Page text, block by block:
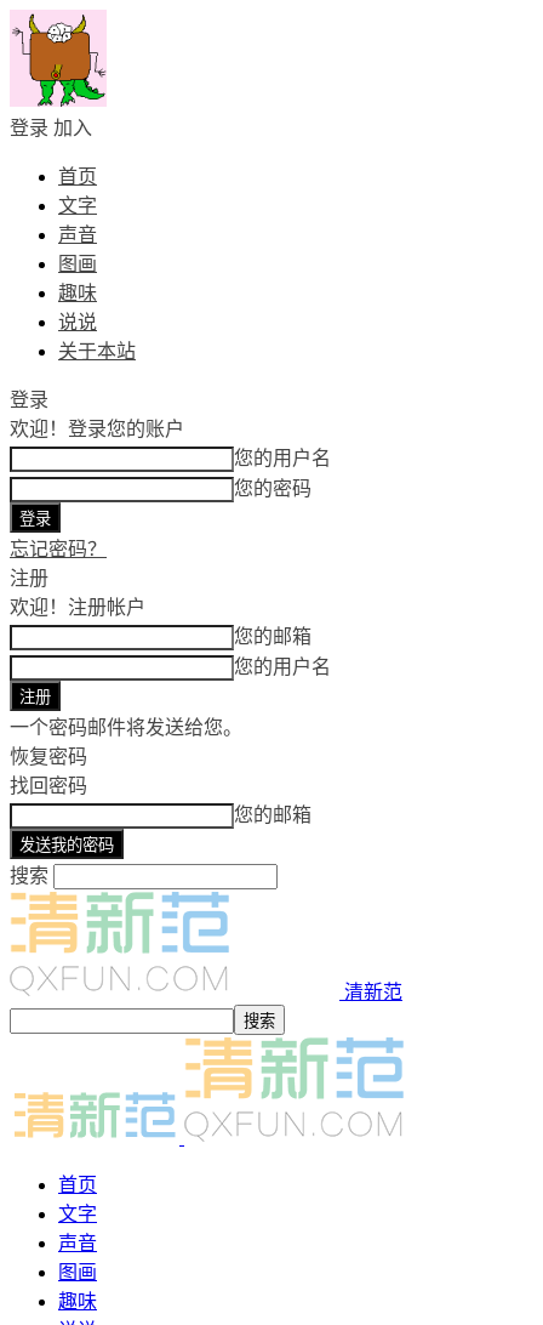
登录 加入
首页
文字
声音
图画
趣味
说说
关于本站
登录
欢迎！ 登录您的账户
您的用户名
您的密码
忘记密码？
注册
欢迎！ 注册帐户
您的邮箱
您的用户名
一个密码邮件将发送给您。
恢复密码
找回密码
您的邮箱
搜索
清新范
首页
文字
声音
图画
趣味